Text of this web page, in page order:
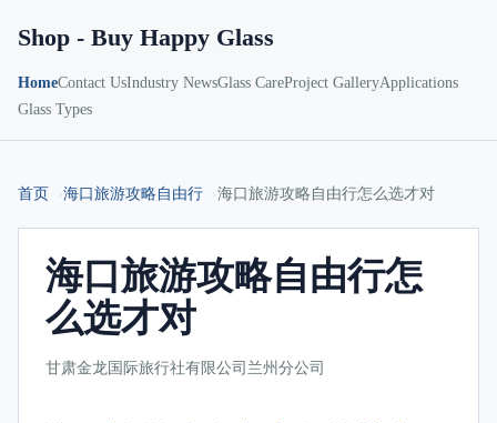
Shop - Buy Happy Glass
HomeContact UsIndustry NewsGlass CareProject GalleryApplications
Glass Types
首页 海口旅游攻略自由行 海口旅游攻略自由行怎么选才对
海口旅游攻略自由行怎
么选才对
甘肃金龙国际旅行社有限公司兰州分公司